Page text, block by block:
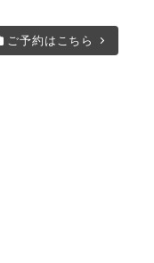
ご予約はこちら